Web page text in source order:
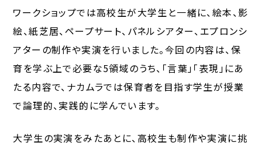
ワークショップでは高校生が大学生と一緒に、絵本、影
絵、紙芝居、ペープサート、パネルシアター、エプロンシ
アターの制作や実演を行いました。今回の内容は、保
育を学ぶ上で必要な5領域のうち、「言葉」「表現」にあ
たる内容で、ナカムラでは保育者を目指す学生が授業
で論理的、実践的に学んでいます。
大学生の実演をみたあとに、高校生も制作や実演に挑